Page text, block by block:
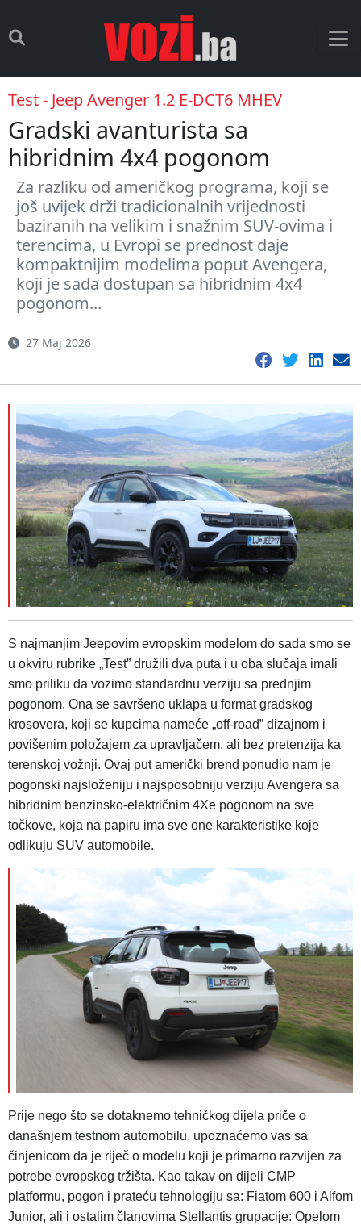
Test - Jeep Avenger 1.2 E-DCT6 MHEV
Gradski avanturista sa
hibridnim 4x4 pogonom
Za razliku od američkog programa, koji se
još uvijek drži tradicionalnih vrijednosti
baziranih na velikim i snažnim SUV-ovima i
terencima, u Evropi se prednost daje
kompaktnijim modelima poput Avengera,
koji je sada dostupan sa hibridnim 4x4
pogonom...
27 Maj 2026
S najmanjim Jeepovim evropskim modelom do sada smo se
u okviru rubrike „Test” družili dva puta i u oba slučaja imali
smo priliku da vozimo standardnu verziju sa prednjim
pogonom. Ona se savršeno uklapa u format gradskog
krosovera, koji se kupcima nameće „off-road” dizajnom i
povišenim položajem za upravljačem, ali bez pretenzija ka
terenskoj vožnji. Ovaj put američki brend ponudio nam je
pogonski najsloženiju i najsposobniju verziju Avengera sa
hibridnim benzinsko-električnim 4Xe pogonom na sve
točkove, koja na papiru ima sve one karakteristike koje
odlikuju SUV automobile.
Prije nego što se dotaknemo tehničkog dijela priče o
današnjem testnom automobilu, upoznaćemo vas sa
činjenicom da je riječ o modelu koji je primarno razvijen za
potrebe evropskog tržišta. Kao takav on dijeli CMP
platformu, pogon i prateću tehnologiju sa: Fiatom 600 i Alfom
Junior, ali i ostalim članovima Stellantis grupacije: Opelom